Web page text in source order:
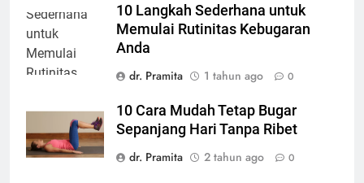
10 Langkah Sederhana untuk
Memulai Rutinitas Kebugaran
Anda
dr. Pramita
1 tahun ago 0
10 Cara Mudah Tetap Bugar
Sepanjang Hari Tanpa Ribet
dr. Pramita
2 tahun ago 0